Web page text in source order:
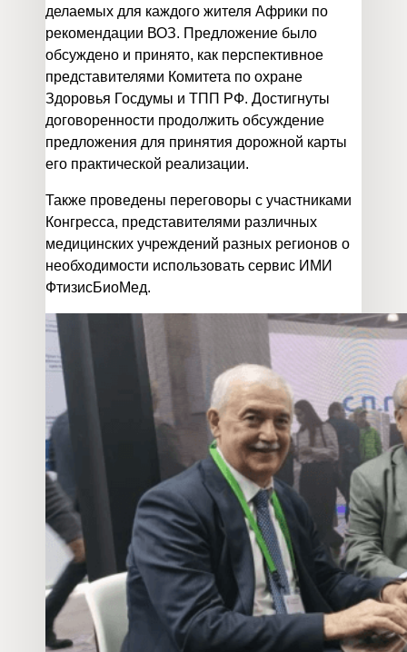
делаемых для каждого жителя Африки по
рекомендации ВОЗ. Предложение было
обсуждено и принято, как перспективное
представителями Комитета по охране
Здоровья Госдумы и ТПП РФ. Достигнуты
договоренности продолжить обсуждение
предложения для принятия дорожной карты
его практической реализации.
Также проведены переговоры с участниками
Конгресса, представителями различных
медицинских учреждений разных регионов о
необходимости использовать сервис ИМИ
ФтизисБиоМед.